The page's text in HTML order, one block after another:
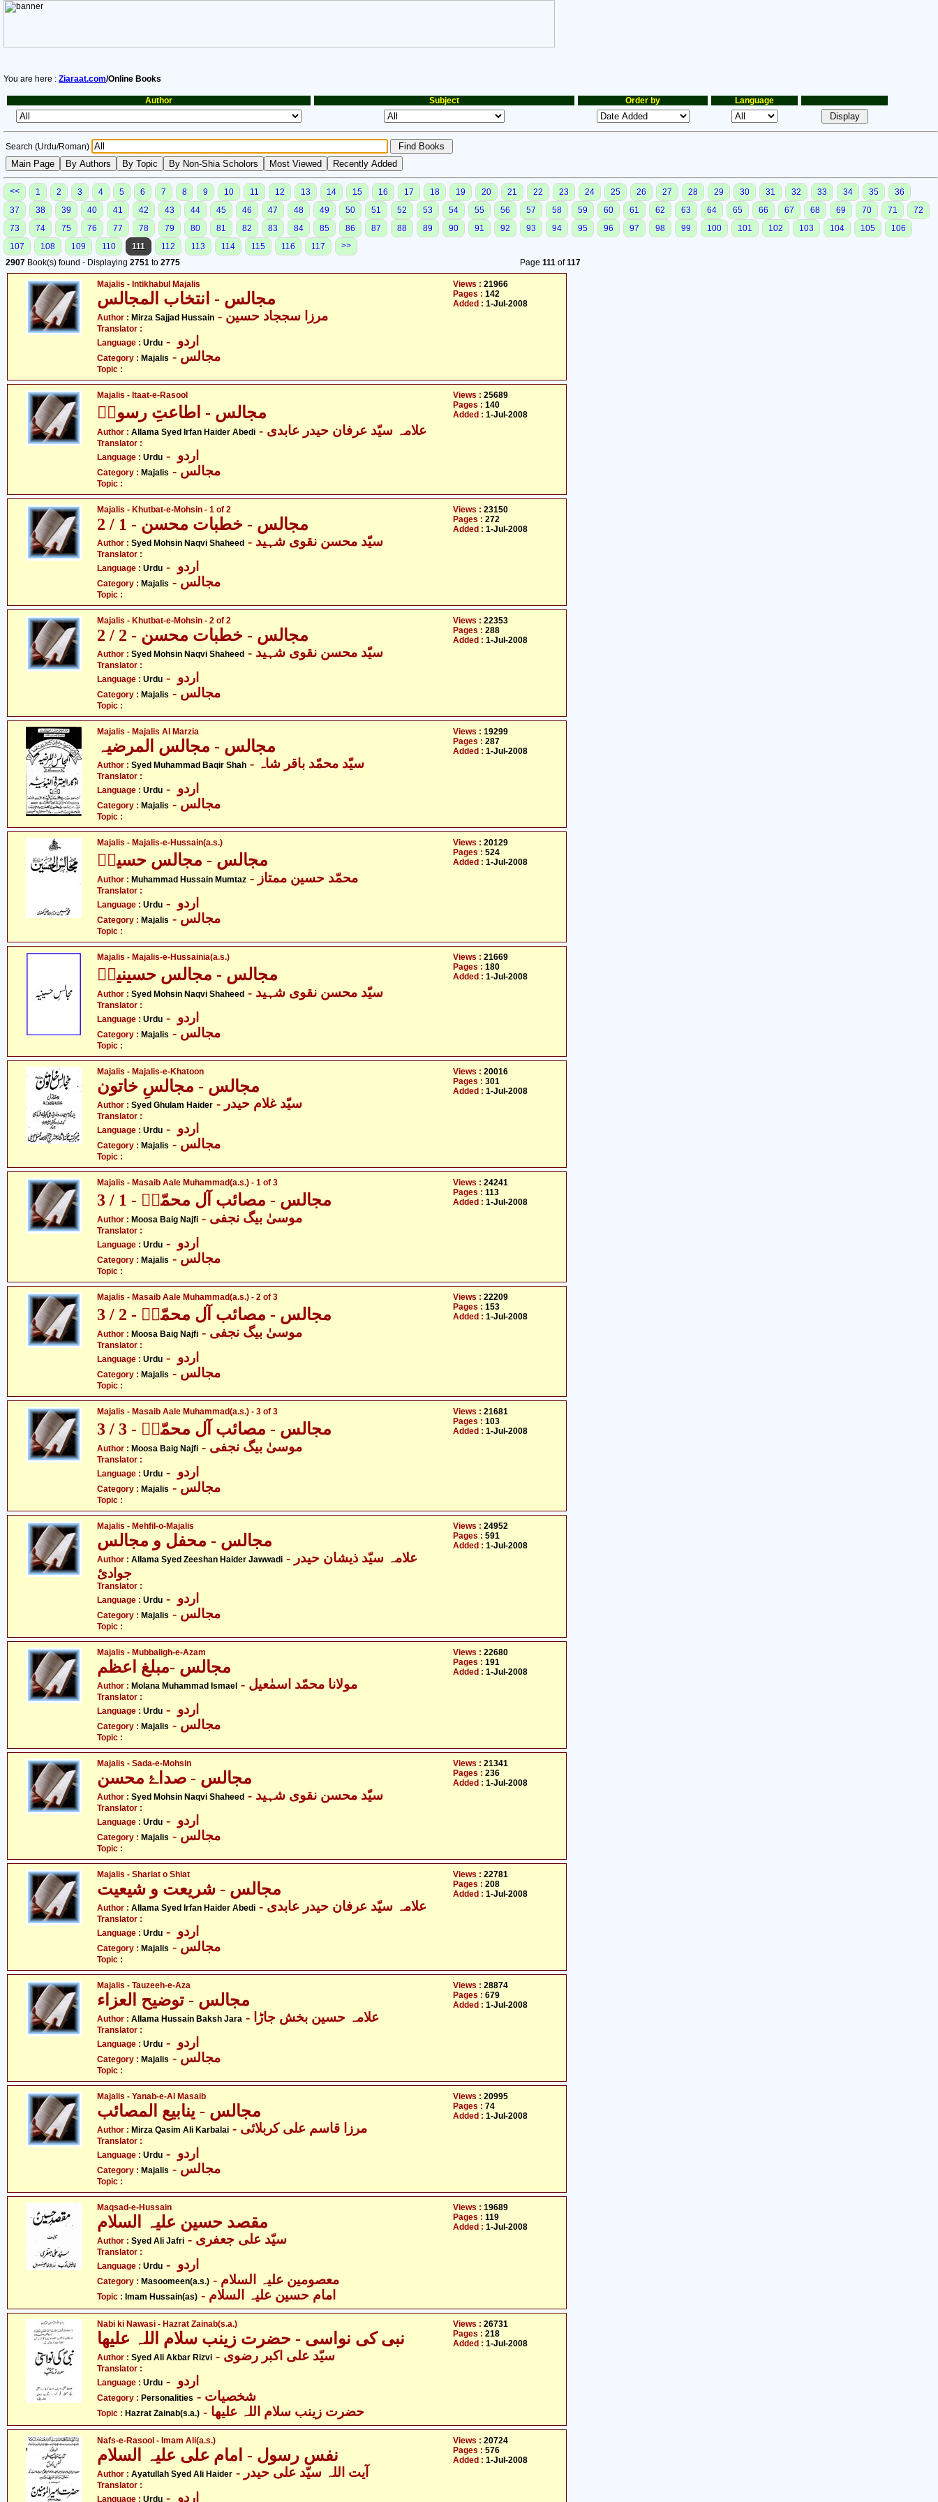
You are here : Ziaraat.com/Online Books
Author Subject Order by Language
Search (Urdu/Roman)
<< 1 2 3 4 5 6 7 8 9 10 11 12 13 14 15 16 17 18 19 20 21 22 23 24 25 26 27 28 29 30 31 32 33 34 35
36
37
38 39 40 41 42 43 44 45 46 47 48 49 50 51 52 53 54 55 56 57 58 59 60 61 62 63 64 65 66 67 68 69 70 71
72
73
74 75 76 77 78 79 80 81 82 83 84 85 86 87 88 89 90 91 92 93 94 95 96 97 98 99 100 101 102 103 104 105
106
107
108 109 110 111 112 113 114 115 116 117
>>
2907 Book(s) found - Displaying 2751 to 2775 Page 111 of117
Majalis - Intikhabul Majalis
Author : Mirza Sajjad Hussain - مرزا سججاد حسین
Translator :
Language : Urdu
Category : Majalis - مجالس
Topic :
Views : 21966
Pages : 142
Added : 1-Jul-2008
Majalis - Itaat-e-Rasool
مجالس - اطاعتِ رسولؐ
Author : Allama Syed Irfan Haider Abedi - علامہ سیّد عرفان حیدر عابدی
Translator :
Language : Urdu
Category : Majalis - مجالس
Topic :
Views : 25689
Pages : 140
Added : 1-Jul-2008
Majalis - Khutbat-e-Mohsin - 1 of 2
مجالس - خطبات محسن - 1 / 2
Author : Syed Mohsin Naqvi Shaheed - سیّد محسن نقوی شہید
Translator :
Language : Urdu
Category : Majalis - مجالس
Topic :
Views : 23150
Pages : 272
Added : 1-Jul-2008
Majalis - Khutbat-e-Mohsin - 2 of 2
مجالس - خطبات محسن - 2 / 2
Author : Syed Mohsin Naqvi Shaheed - سیّد محسن نقوی شہید
Translator :
Language : Urdu
Category : Majalis - مجالس
Topic :
Views : 22353
Pages : 288
Added : 1-Jul-2008
Majalis - Majalis Al Marzia
Author : Syed Muhammad Baqir Shah - سیّد محمّد باقر شاہ
Translator :
Language : Urdu
Category : Majalis - مجالس
Topic :
Views : 19299
Pages : 287
Added : 1-Jul-2008
Majalis - Majalis-e-Hussain(a.s.)
مجالس - مجالس حسینؑ
Author : Muhammad Hussain Mumtaz - محمّد حسین ممتاز
Translator :
Language : Urdu
Category : Majalis - مجالس
Topic :
Views : 20129
Pages : 524
Added : 1-Jul-2008
Majalis - Majalis-e-Hussainia(a.s.)
مجالس - مجالس حسینیہؑ
Author : Syed Mohsin Naqvi Shaheed - سیّد محسن نقوی شہید
Translator :
Language : Urdu
Category : Majalis - مجالس
Topic :
Views : 21669
Pages : 180
Added : 1-Jul-2008
Majalis - Majalis-e-Khatoon
Author : Syed Ghulam Haider - سیّد غلام حیدر
Translator :
Language : Urdu
Category : Majalis - مجالس
Topic :
Views : 20016
Pages : 301
Added : 1-Jul-2008
Majalis - Masaib Aale Muhammad(a.s.) - 1 of 3
مجالس - مصائب آل محمّدؑ - 1 / 3
Author : Moosa Baig Najfi - موسیٰ بیگ نجفی
Translator :
Language : Urdu
Category : Majalis - مجالس
Topic :
Views : 24241
Pages : 113
Added : 1-Jul-2008
Majalis - Masaib Aale Muhammad(a.s.) - 2 of 3
مجالس - مصائب آل محمّدؑ - 2 / 3
Author : Moosa Baig Najfi - موسیٰ بیگ نجفی
Translator :
Language : Urdu
Category : Majalis - مجالس
Topic :
Views : 22209
Pages : 153
Added : 1-Jul-2008
Majalis - Masaib Aale Muhammad(a.s.) - 3 of 3
مجالس - مصائب آل محمّدؑ - 3 / 3
Author : Moosa Baig Najfi - موسیٰ بیگ نجفی
Translator :
Language : Urdu
Category : Majalis - مجالس
Topic :
Views : 21681
Pages : 103
Added : 1-Jul-2008
Majalis - Mehfil-o-Majalis
Author : Allama Syed Zeeshan Haider Jawwadi - علامہ سیّد ذیشان حیدر
جوادئ
Translator :
Language : Urdu
Category : Majalis - مجالس
Topic :
Views : 24952
Pages : 591
Added : 1-Jul-2008
Majalis - Mubbaligh-e-Azam
Author : Molana Muhammad Ismael - مولانا محمّد اسمٰعیل
Translator :
Language : Urdu
Category : Majalis - مجالس
Topic :
Views : 22680
Pages : 191
Added : 1-Jul-2008
Majalis - Sada-e-Mohsin
Author : Syed Mohsin Naqvi Shaheed - سیّد محسن نقوی شہید
Translator :
Language : Urdu
Category : Majalis - مجالس
Topic :
Views : 21341
Pages : 236
Added : 1-Jul-2008
Majalis - Shariat o Shiat
Author : Allama Syed Irfan Haider Abedi - علامہ سیّد عرفان حیدر عابدی
Translator :
Language : Urdu
Category : Majalis - مجالس
Topic :
Views : 22781
Pages : 208
Added : 1-Jul-2008
Majalis - Tauzeeh-e-Aza
مجالس - توضیح العزاء
Author : Allama Hussain Baksh Jara - علامہ حسین بخش جاڑا
Translator :
Language : Urdu
Category : Majalis - مجالس
Topic :
Views : 28874
Pages : 679
Added : 1-Jul-2008
Majalis - Yanab-e-Al Masaib
Author : Mirza Qasim Ali Karbalai - مرزا قاسم علی کربلائی
Translator :
Language : Urdu
Category : Majalis - مجالس
Topic :
Views : 20995
Pages : 74
Added : 1-Jul-2008
Maqsad-e-Hussain
مقصد حسین علیہ السلام
Author : Syed Ali Jafri - سیّد علی جعفری
Translator :
Language : Urdu
Category : Masoomeen(a.s.)
Topic : Imam Hussain(as) - امام حسین علیہ السلام
Views : 19689
Pages : 119
Added : 1-Jul-2008
Nabi ki Nawasi - Hazrat Zainab(s.a.)
Author : Syed Ali Akbar Rizvi - سیّد علی اکبر رضوی
Translator :
Language : Urdu
Category : Personalities - شخصیات
Topic : Hazrat Zainab(s.a.) - حضرت زینب سلام اللہ علیھا
Views : 26731
Pages : 218
Added : 1-Jul-2008
Nafs-e-Rasool - Imam Ali(a.s.)
Author : Ayatullah Syed Ali Haider - آیت اللہ سیّد علی حیدر
Translator :
Language : Urdu
Views : 20724
Pages : 576
Added : 1-Jul-2008